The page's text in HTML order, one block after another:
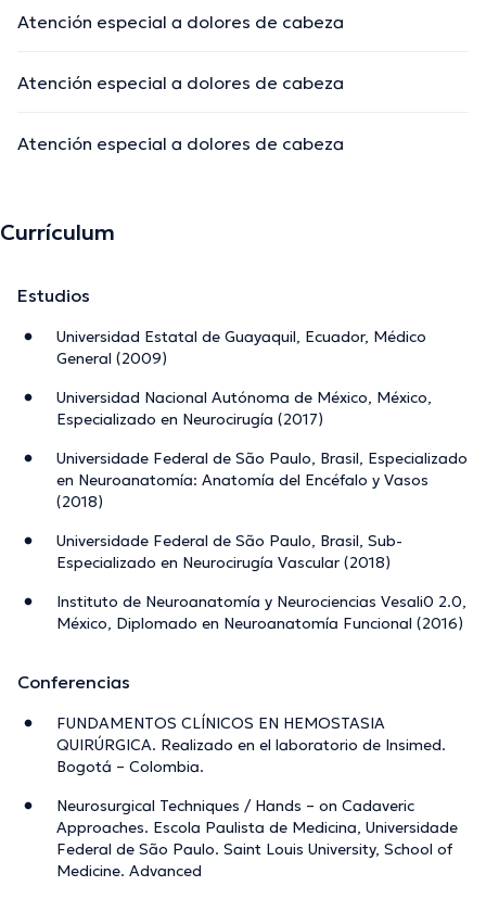
Atención especial a dolores de cabeza
Atención especial a dolores de cabeza
Atención especial a dolores de cabeza
Currículum
Estudios
Universidad Estatal de Guayaquil, Ecuador, Médico
General (2009)
Universidad Nacional Autónoma de México, México,
Especializado en Neurocirugía (2017)
Universidade Federal de São Paulo, Brasil, Especializado
en Neuroanatomía: Anatomía del Encéfalo y Vasos
(2018)
Universidade Federal de São Paulo, Brasil, Sub-
Especializado en Neurocirugía Vascular (2018)
Instituto de Neuroanatomía y Neurociencias Vesali0 2.0,
México, Diplomado en Neuroanatomía Funcional (2016)
Conferencias
FUNDAMENTOS CLÍNICOS EN HEMOSTASIA
QUIRÚRGICA. Realizado en el laboratorio de Insimed.
Bogotá – Colombia.
Neurosurgical Techniques / Hands – on Cadaveric
Approaches. Escola Paulista de Medicina, Universidade
Federal de São Paulo. Saint Louis University, School of
Medicine. Advanced